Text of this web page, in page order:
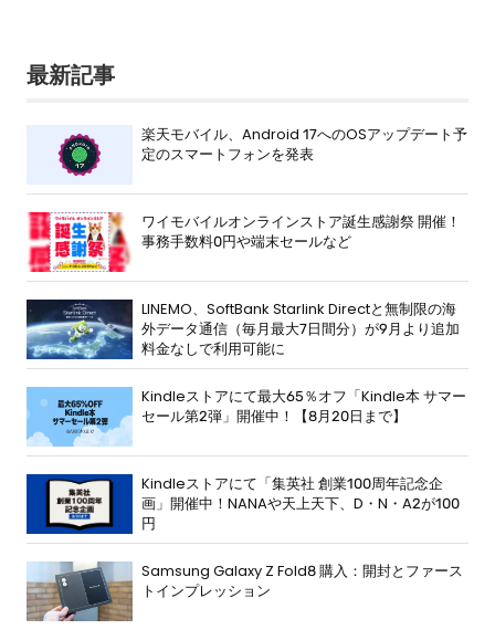
最新記事
楽天モバイル、Android 17へのOSアップデート予
定のスマートフォンを発表
ワイモバイルオンラインストア誕生感謝祭 開催！
事務手数料0円や端末セールなど
LINEMO、SoftBank Starlink Directと無制限の海
外データ通信（毎月最大7日間分）が9月より追加
料金なしで利用可能に
Kindleストアにて最大65％オフ「Kindle本 サマー
セール第2弾」開催中！【8月20日まで】
Kindleストアにて「集英社 創業100周年記念企
画」開催中！NANAや天上天下、D・N・A2が100
円
Samsung Galaxy Z Fold8 購入：開封とファース
トインプレッション